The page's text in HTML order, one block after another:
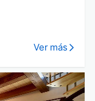
Ver más